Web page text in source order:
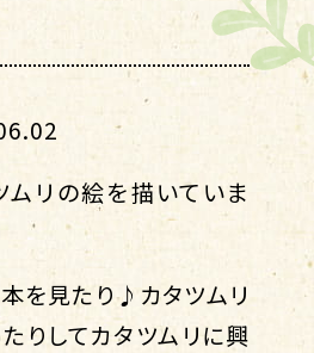
ムリの絵を描いていま
を見たり♪カタツムリ
りしてカタツムリに興